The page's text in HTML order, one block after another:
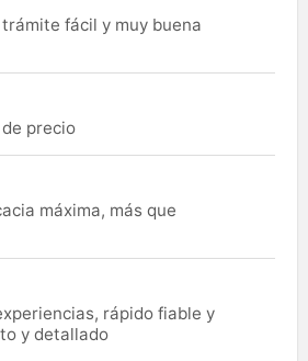
fácil y muy buena
precio
máxima, más que
rápido fiable y
y detallado